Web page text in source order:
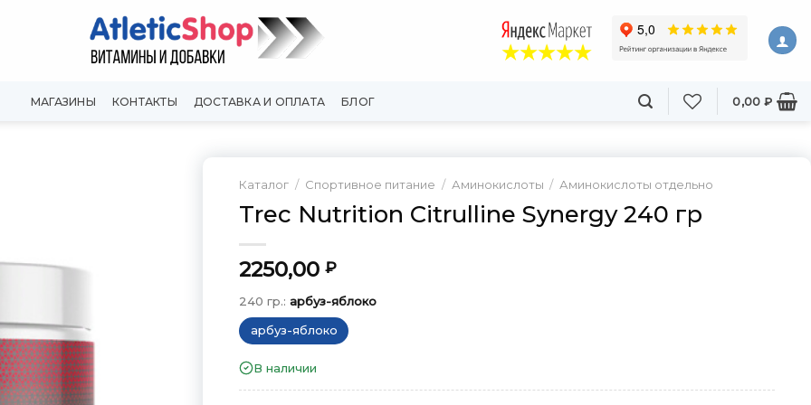
МАГАЗИНЫ КОНТАКТЫ ДОСТАВКА И ОПЛАТА БЛОГ 0,00 ₽
Каталог / Спортивное питание / Аминокислоты / Аминокислоты отдельно
Trec Nutrition Citrulline Synergy 240 гр
2250,00 ₽
240 гр.: арбуз-яблоко
арбуз-яблоко
В наличии